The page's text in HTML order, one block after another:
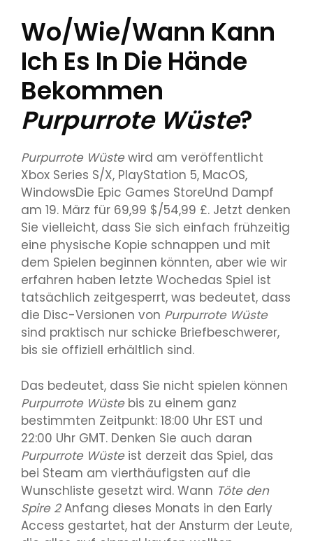
Wo/wie/wann Kann
Ich Es In Die Hände
Bekommen
Purpurrote Wüste?
Purpurrote Wüstewird am veröffentlicht
Xbox Series S/X, PlayStation 5, MacOS,
WindowsDie Epic Games StoreUnd Dampf
am 19. März für 69,99 $/54,99 £. Jetzt denken
Sie vielleicht, dass Sie sich einfach frühzeitig
eine physische Kopie schnappen und mit
dem Spielen beginnen könnten, aber wie wir
erfahren haben letzte Wochedas Spiel ist
tatsächlich zeitgesperrt, was bedeutet, dass
die Disc-Versionen von Purpurrote Wüste
sind praktisch nur schicke Briefbeschwerer,
bis sie offiziell erhältlich sind.
Das bedeutet, dass Sie nicht spielen können
Purpurrote Wüstebis zu einem ganz
bestimmten Zeitpunkt: 18:00 Uhr EST und
22:00 Uhr GMT. Denken Sie auch daran
Purpurrote Wüsteist derzeit das Spiel, das
bei Steam am vierthäufigsten auf die
Wunschliste gesetzt wird. Wann Töte den
Spire 2Anfang dieses Monats in den Early
Access gestartet, hat der Ansturm der Leute,